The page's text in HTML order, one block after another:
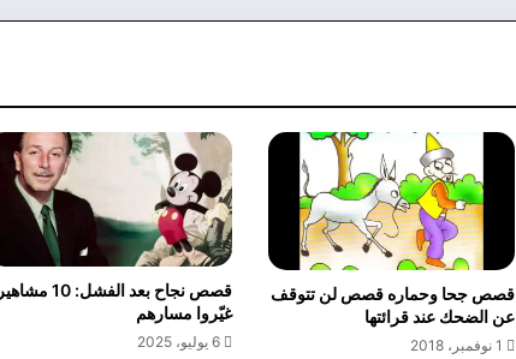
قصص جحا وحماره قصص لن تتوقف
عن الضحك عند قرائتها
1 نوفمبر، 2018
قصص نجاح بعد الفشل: 10 مشاهير
غيّروا مسارهم
6 يوليو، 2025